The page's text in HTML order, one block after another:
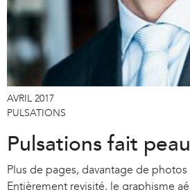
AVRIL 2017
PULSATIONS
Pulsations fait
Plus de pages, davantage de
Entièrement revisité, le graphisme